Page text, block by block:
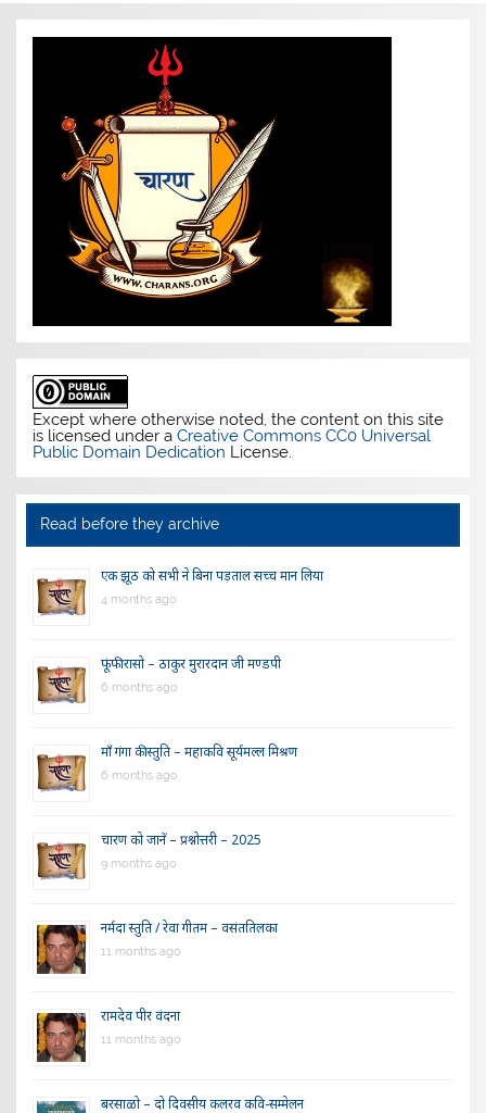
Except where otherwise noted, the content on this site
is licensed under aCreative Commons CC0 Universal
Public Domain Dedication License.
Read before they archive
एक झूठ को सभी ने बिना पड़ताल सच्च मान लिया
4 months ago
फूंफी रासो – ठाकुर मुरारदान जी मण्डपी
6 months ago
माँ गंगा की स्तुति – महाकवि सूर्यमल्ल मिश्रण
6 months ago
चारण को जानें – प्रश्नोत्तरी – 2025
9 months ago
नर्मदा स्तुति / रेवा गीतम – वसंततिलका
11 months ago
रामदेव पीर वंदना
11 months ago
बरसाळो – दो दिवसीय कलरव कवि-सम्मेलन